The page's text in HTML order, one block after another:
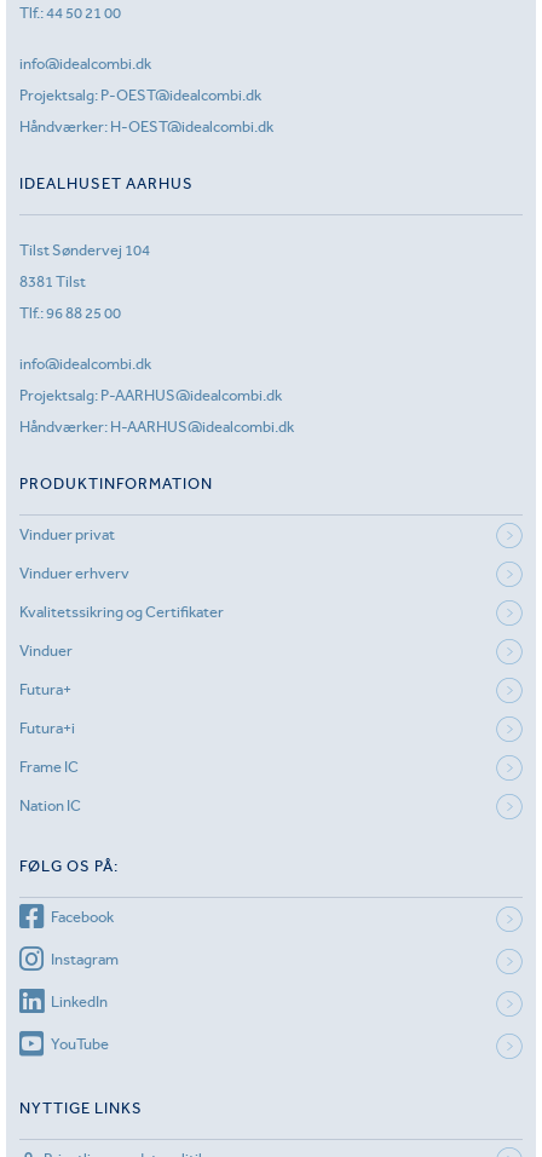
Tlf.:44 50 21 00
info@idealcombi.dk
Projektsalg: P-OEST@idealcombi.dk
Håndværker: H-OEST@idealcombi.dk
IDEALHUSET AARHUS
Tilst Søndervej 104
8381 Tilst
Tlf.:96 88 25 00
info@idealcombi.dk
Projektsalg: P-AARHUS@idealcombi.dk
Håndværker: H-AARHUS@idealcombi.dk
PRODUKTINFORMATION
Vinduer privat
Vinduer erhverv
Kvalitetssikring og Certifikater
Vinduer
Futura+
Futura+i
Frame IC
Nation IC
FØLG OS PÅ:
Facebook
Instagram
LinkedIn
YouTube
NYTTIGE LINKS